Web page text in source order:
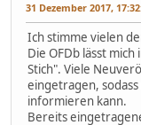
31 Dezember 2017,
Ich stimme vielen
Die OFDb lässt
Stich". Viele
eingetragen,
informieren kann.
Bereits